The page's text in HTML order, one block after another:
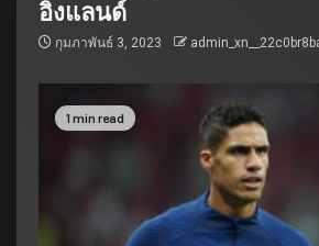
อิงแลนด์
กุมภาพันธ์ 3, 2023
1 min read